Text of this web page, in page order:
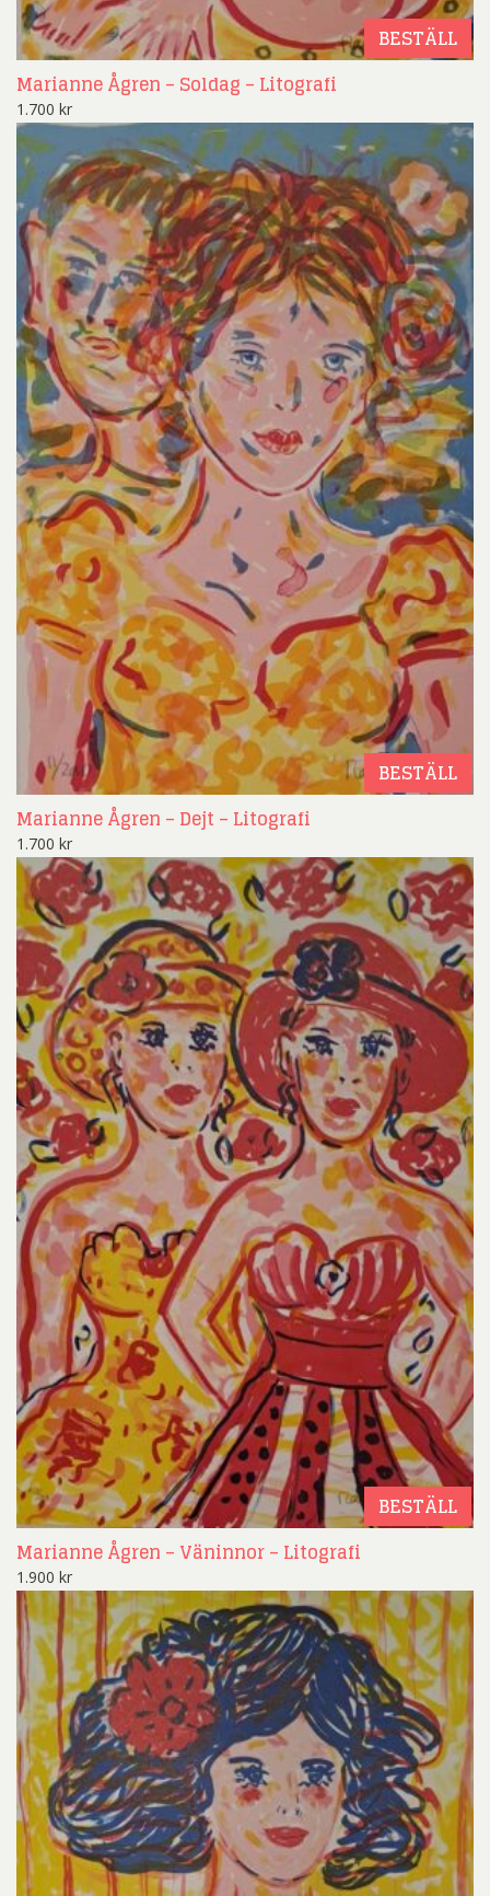
BESTÄLL
Marianne Ågren – Soldag – Litografi
1.700 kr
BESTÄLL
Marianne Ågren – Dejt – Litografi
1.700 kr
BESTÄLL
Marianne Ågren – Väninnor – Litografi
1.900 kr